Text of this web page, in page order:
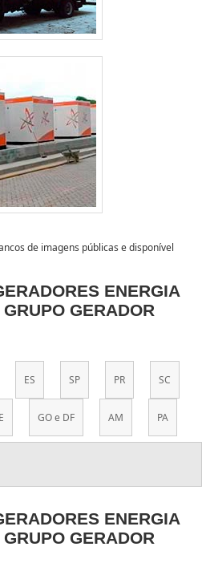
de imagens públicas e disponível
ENERGIA
GERADOR
ES SP PR SC
GO e DF AM PA
ENERGIA
GERADOR